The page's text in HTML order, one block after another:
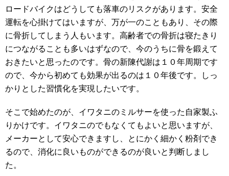
ロードバイクはどうしても落車のリスクがあります。安全
運転を心掛けてはいますが、万が一のこともあり、その際
に骨折してしまう人もいます。高齢者での骨折は寝たきり
につながることも多いはずなので、今のうちに骨を鍛えて
おきたいと思ったのです。骨の新陳代謝は１０年周期です
ので、今から初めても効果が出るのは１０年後です。しっ
かりとした習慣化を実現したいです。
そこで始めたのが、イワタニのミルサーを使った自家製ふ
りかけです。イワタニのでもなくてもよいと思いますが、
メーカーとして安心できますし、とにかく細かく粉剤でき
るので、消化に良いものができるのが良いと判断しまし
た。